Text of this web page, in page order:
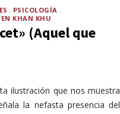
PSICOLOGÍA
KHAN KHU
(Aquel que
ilustración que nos muestra
la nefasta presencia del